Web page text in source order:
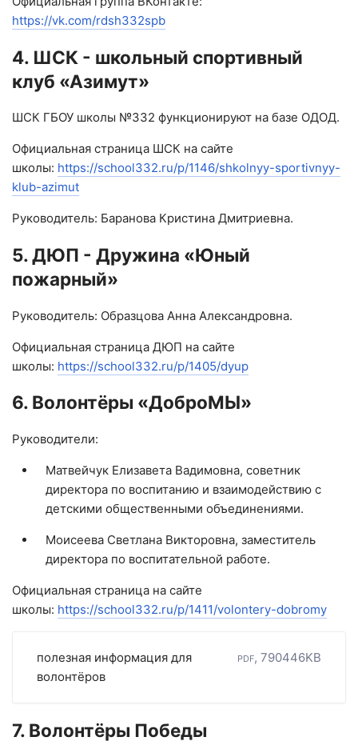
https://vk.com/rdsh332spb
4. ШСК - школьный спортивный
клуб «Азимут»
ШСК ГБОУ школы №332 функционируют на базе ОДОД.
Официальная страница ШСК на сайте
школы: https://school332.ru/p/1146/shkolnyy-sportivnyy-
klub-azimut
Руководитель: Баранова Кристина Дмитриевна.
5. ДЮП - Дружина «Юный
пожарный»
Руководитель: Образцова Анна Александровна.
Официальная страница ДЮП на сайте
школы: https://school332.ru/p/1405/dyup
6. Волонтёры «ДоброМЫ»
Руководители:
Матвейчук Елизавета Вадимовна, советник
директора по воспитанию и взаимодействию с
детскими общественными объединениями.
Моисеева Светлана Викторовна, заместитель
директора по воспитательной работе.
Официальная страница на сайте
школы: https://school332.ru/p/1411/volontery-dobromy
pdf, 790446KB
полезная информация для
волонтёров
7. Волонтёры Победы